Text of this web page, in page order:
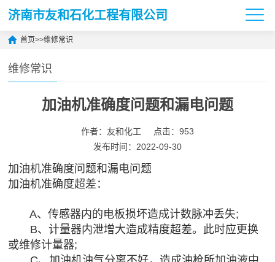
济南市友和石化工程有限公司
首页>>维修常识
维修常识
加油机准确度问题和漏电问题
作者：友和化工
点击：953
发布时间：2022-09-30
加油机准确度问题和漏电问题
加油机准确度超差：
A、传感器内的电板损坏造成计数脉冲丢失;
B、计量器内泄增大造成精度超差。此时应更换
或维修计量器;